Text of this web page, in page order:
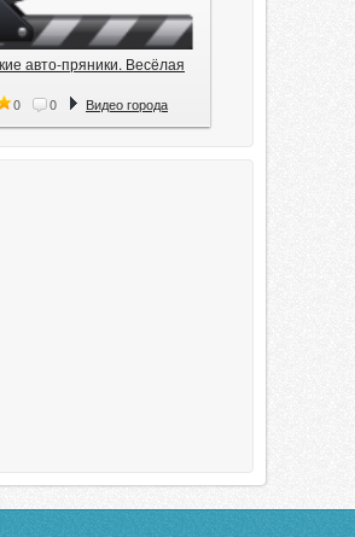
авто-пряники. Весёлая
0 0
Видео города
00:20:11